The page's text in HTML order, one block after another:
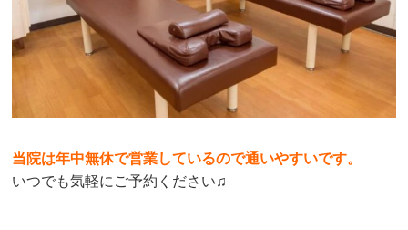
当院は年中無休で営業しているので通いやすいです。
いつでも気軽にご予約ください♫